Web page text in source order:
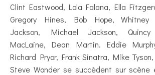
Clint Eastwood, Lola Falana, Ella
Gregory Hines, Bob Hope, Whitney
Jackson, Michael Jackson,
MacLaine, Dean Martin. Eddie
Richard Pryor, Frank Sinatra, Mike
Steve Wonder se succèdent sur